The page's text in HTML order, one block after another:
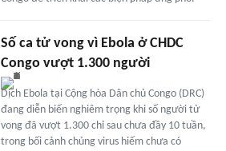
Số ca tử vong vì Ebola ở CHDC
Congo vượt 1.300 người
Dịch Ebola tại Cộng hòa Dân chủ Congo (DRC)
đang diễn biến nghiêm trọng khi số người tử
vong đã vượt 1.300 chỉ sau chưa đầy 10 tuần,
trong bối cảnh chủng virus hiếm chưa có